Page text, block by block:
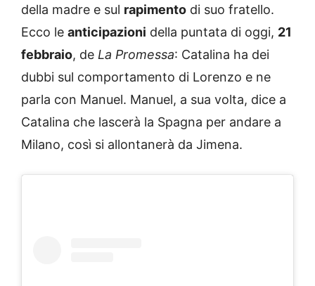
della madre e sul rapimento di suo fratello.
Ecco le anticipazioni della puntata di oggi, 21
febbraio, de La Promessa: Catalina ha dei
dubbi sul comportamento di Lorenzo e ne
parla con Manuel. Manuel, a sua volta, dice a
Catalina che lascerà la Spagna per andare a
Milano, così si allontanerà da Jimena.